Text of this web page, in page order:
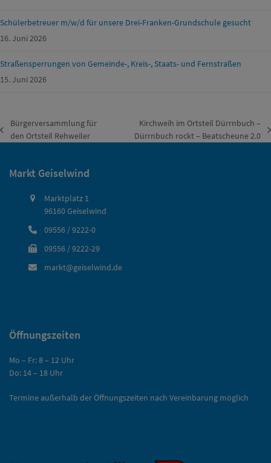
Schülerbetreuer m/w/d für unsere Drei-Franken-Grundschule gesucht
16. Juni 2026
Straßensperrungen von Gemeinde-, Kreis-, Staats- und Fernstraßen
15. Juni 2026
vorheriger
Bürgerversammlung für
den Ortsteil Rehweiler
Nächster
Kirchweih im Ortsteil Dürrnbuch –
Dürrnbuch rockt – Beatscheune 2.0
Markt Geiselwind
Marktplatz 1
96160 Geiselwind
09556 / 9222-0
09556 / 9222-29
markt@geiselwind.de
Öffnungszeiten
Mo – Fr: 8 – 12 Uhr
Do: 14 – 18 Uhr
Termine außerhalb der Öffnungszeiten nach Vereinbarung möglich